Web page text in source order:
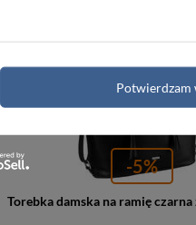
-5%
Potwierdzam